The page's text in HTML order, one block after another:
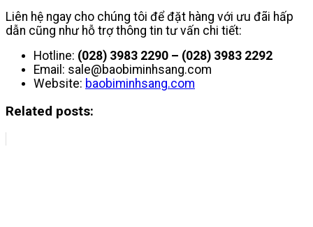
Liên hệ ngay cho chúng tôi để đặt hàng với ưu đãi hấp
dẫn cũng như hỗ trợ thông tin tư vấn chi tiết:
Hotline: (028) 3983 2290 – (028) 3983 2292
Email: sale@baobiminhsang.com
Website: baobiminhsang.com
Related posts: